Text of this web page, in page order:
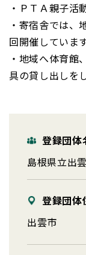
・ＰＴＡ親子活
・寄宿舎では、
回開催しています
・地域へ体育館
具の貸し出しを
登録団体
島根県立出
登録団体
出雲市